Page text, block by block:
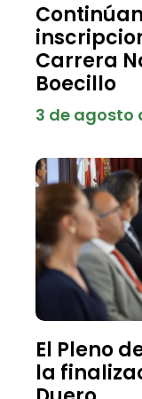
Carrera
Boecillo
3 de agosto
El Pleno
la